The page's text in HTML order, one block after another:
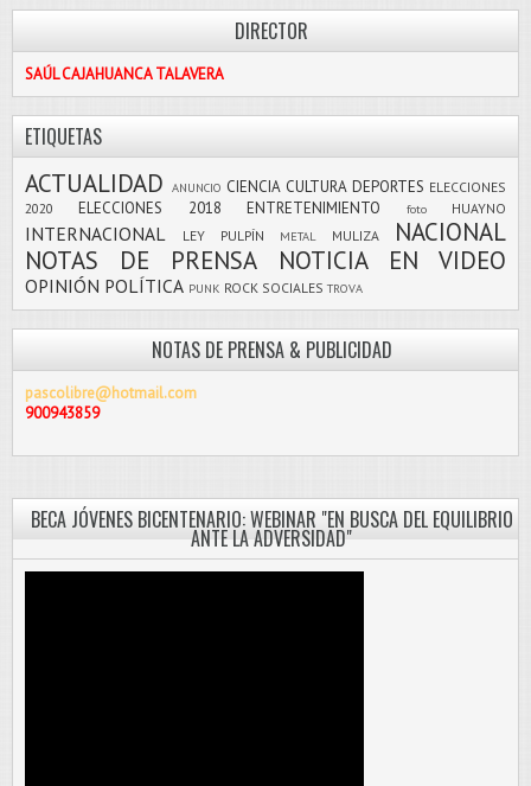
DIRECTOR
SAÚL CAJAHUANCA TALAVERA
ETIQUETAS
ACTUALIDAD ANUNCIO CIENCIA CULTURA DEPORTES ELECCIONES
2020
ELECCIONES 2018 ENTRETENIMIENTO foto HUAYNO
INTERNACIONAL LEY PULPÍN METAL MULIZA
NACIONAL
NOTAS DE PRENSA
NOTICIA EN VIDEO
OPINIÓN POLÍTICA PUNK ROCK SOCIALES TROVA
NOTAS DE PRENSA & PUBLICIDAD
pascolibre@hotmail.com
900943859
BECA JÓVENES BICENTENARIO: WEBINAR "EN BUSCA DEL EQUILIBRIO
ANTE LA ADVERSIDAD"